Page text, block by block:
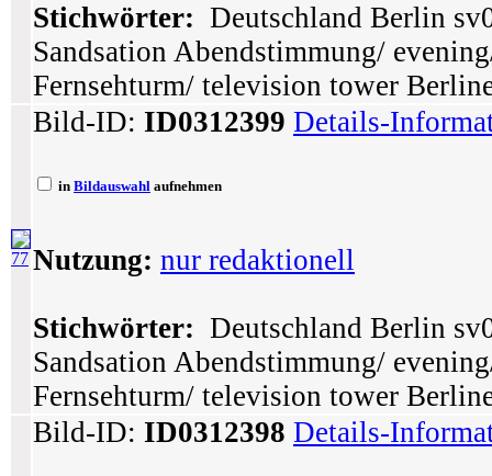
Stichwörter: Deutschland Berlin
Sandsation Abendstimmung/
Fernsehturm/ television tower
77
Bild-ID: ID0312399 Details-
in Bildauswahl aufnehmen
Nutzung: nur redaktionell
Stichwörter: Deutschland Berlin
Sandsation Abendstimmung/
Fernsehturm/ television tower
Bild-ID: ID0312398 Details-